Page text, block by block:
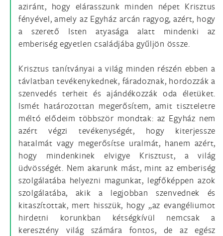
aziránt, hogy elárasszunk minden népet Krisztus
fényével, amely az Egyház arcán ragyog, azért, hogy
a szerető Isten atyasága alatt mindenki az
emberiség egyetlen családjába gyűljön össze.
Krisztus tanítványai a világ minden részén ebben a
távlatban tevékenykednek, fáradoznak, hordozzák a
szenvedés terheit és ajándékozzák oda életüket.
Ismét határozottan megerősítem, amit tiszteletre
méltó elődeim többször mondtak: az Egyház nem
azért végzi tevékenységét, hogy kiterjessze
hatalmát vagy megerősítse uralmát, hanem azért,
hogy mindenkinek elvigye Krisztust, a világ
üdvösségét. Nem akarunk mást, mint az emberiség
szolgálatába helyezni magunkat, legfőképpen azok
szolgálatába, akik a legjobban szenvednek és
kitaszítottak, mert hisszük, hogy „az evangéliumot
hirdetni korunkban kétségkívül nemcsak a
keresztény világ számára fontos, de az egész